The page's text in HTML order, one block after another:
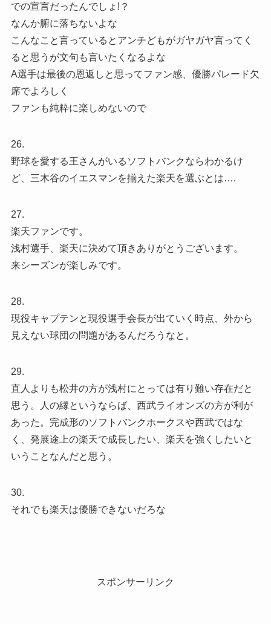
での宣言だったんでしょ!？
なんか腑に落ちないよな
こんなこと言っているとアンチどもがガヤガヤ言ってく
ると思うが文句も言いたくなるよな
A選手は最後の恩返しと思ってファン感、優勝パレード欠
席でよろしく
ファンも純粋に楽しめないので
26.
野球を愛する王さんがいるソフトバンクならわかるけ
ど、三木谷のイエスマンを揃えた楽天を選ぶとは….
27.
楽天ファンです。
浅村選手、楽天に決めて頂きありがとうございます。
来シーズンが楽しみです。
28.
現役キャプテンと現役選手会長が出ていく時点、外から
見えない球団の問題があるんだろうなと。
29.
直人よりも松井の方が浅村にとっては有り難い存在だと
思う。人の縁というならば、西武ライオンズの方が利が
あった。完成形のソフトバンクホークスや西武ではな
く、発展途上の楽天で成長したい、楽天を強くしたいと
いうことなんだと思う。
30.
それでも楽天は優勝できないだろな
スポンサーリンク